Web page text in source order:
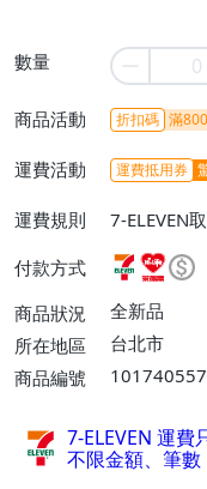
數量
商品活動 折扣碼 滿
運費活動 運費抵用券
運費規則
7-ELEVEN
或消費滿
不付款【免
運費$60、
費】、宅配
付款方式
商品狀況
全新品
所在地區
台北市
商品編號
7-ELEVEN 運費
不限金額、筆數